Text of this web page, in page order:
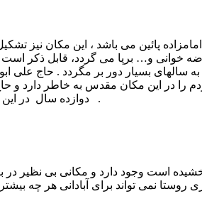
پائین می باشد ، این مکان نیز
خوانی و… برپا می گردد، قابل ذکر است
به سالهای بسیار دور بر مگردد . حاج علی
را در این مکان مقدس به خاطر دارد و
دوازده سال در این مکان مشغول به کاراست .
است وجود دارد و مکانی بی نظیر در